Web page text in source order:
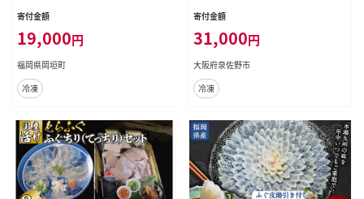
寄付金額
19,000円
福岡県岡垣町
冷凍
寄付金額
31,000円
大阪府泉佐野市
冷凍